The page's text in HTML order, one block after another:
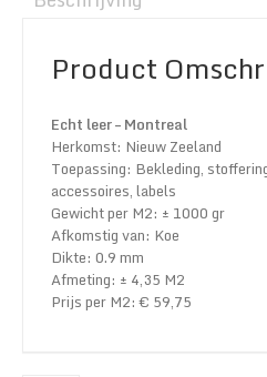
Product
Echt leer – Montreal
Herkomst: Nieuw Zeeland
Toepassing: Bekleding,
accessoires, labels
Gewicht per M2: ± 1000 gr
Afkomstig van: Koe
Dikte: 0.9 mm
Afmeting: ± 4,35 M2
Prijs per M2: € 59,75